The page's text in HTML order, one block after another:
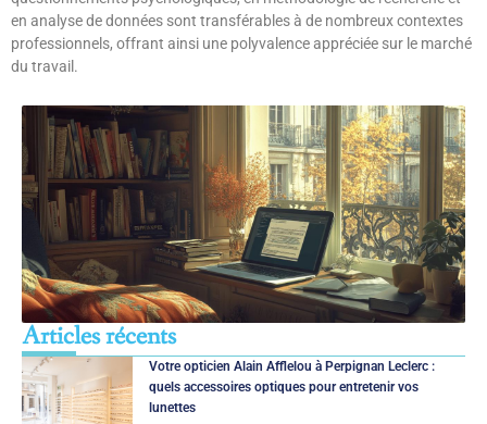
en analyse de données sont transférables à de nombreux contextes
professionnels, offrant ainsi une polyvalence appréciée sur le marché
du travail.
Articles récents
Votre opticien Alain Afflelou à Perpignan Leclerc :
quels accessoires optiques pour entretenir vos
lunettes